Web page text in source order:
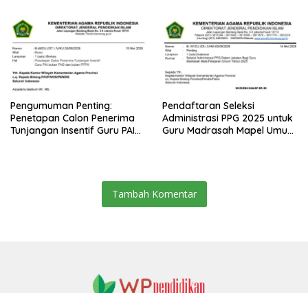
Pengumuman Penting:
Penetapan Calon Penerima
Tunjangan Insentif Guru PAI
Pendaftaran Seleksi
Administrasi PPG 2025 untuk
Guru Madrasah Mapel Umum
Tambah Komentar